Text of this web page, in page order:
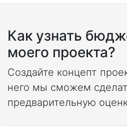
Как узнать
моего проекта?
Создайте концепт
него мы сможем
предварительную